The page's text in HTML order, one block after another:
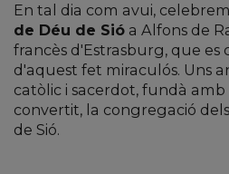
En tal dia com avui,
de Déu de Sió a Alfons de
francès d'Estrasburg, que es
d'aquest fet miraculós. Uns
catòlic i sacerdot, fundà
convertit, la congregació
de Sió.